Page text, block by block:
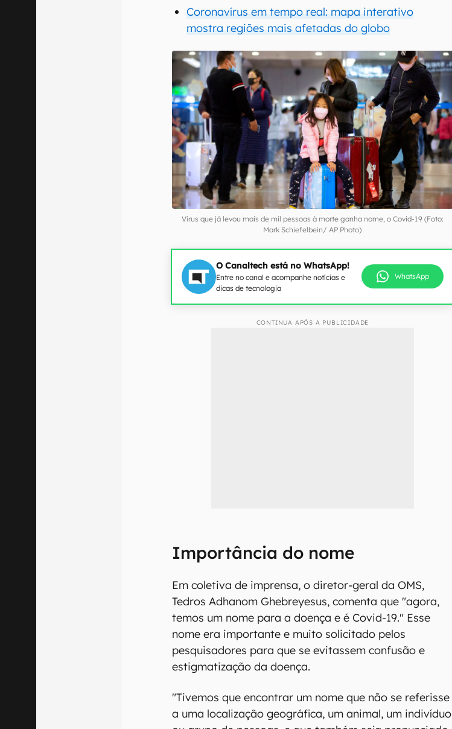
Coronavírus em tempo real: mapa interativo
mostra regiões mais afetadas do globo
Vírus que já levou mais de mil pessoas à morte ganha nome, o Covid-19 (Foto:
Mark Schiefelbein/ AP Photo)
O Canaltech está no WhatsApp!
Entre no canal e acompanhe notícias e
dicas de tecnologia
WhatsApp
CONTINUA APÓS A PUBLICIDADE
Importância do nome
Em coletiva de imprensa, o diretor-geral da OMS,
Tedros Adhanom Ghebreyesus, comenta que "agora,
temos um nome para a doença e é Covid-19." Esse
nome era importante e muito solicitado pelos
pesquisadores para que se evitassem confusão e
estigmatização da doença.
"Tivemos que encontrar um nome que não se referisse
a uma localização geográfica, um animal, um indivíduo